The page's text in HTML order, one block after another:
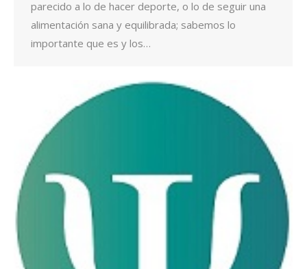
parecido a lo de hacer deporte, o lo de seguir una
alimentación sana y equilibrada; sabemos lo
importante que es y los…